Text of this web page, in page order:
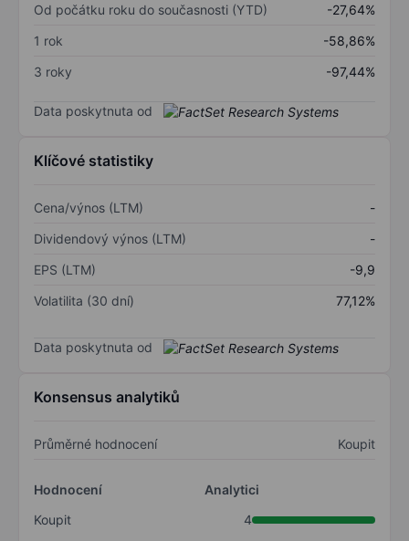
Od počátku roku do současnosti (YTD)
-27,64%
1 rok
-58,86%
3 roky
-97,44%
Data poskytnuta od
Klíčové statistiky
Cena/výnos (LTM)
-
Dividendový výnos (LTM)
-
EPS (LTM)
-9,9
Volatilita (30 dní)
77,12%
Data poskytnuta od
Konsensus analytiků
Průměrné hodnocení Koupit
Hodnocení
Analytici
Koupit
4